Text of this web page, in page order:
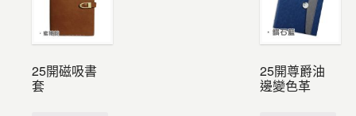
25開磁吸書
套
25開尊爵油
邊變色革